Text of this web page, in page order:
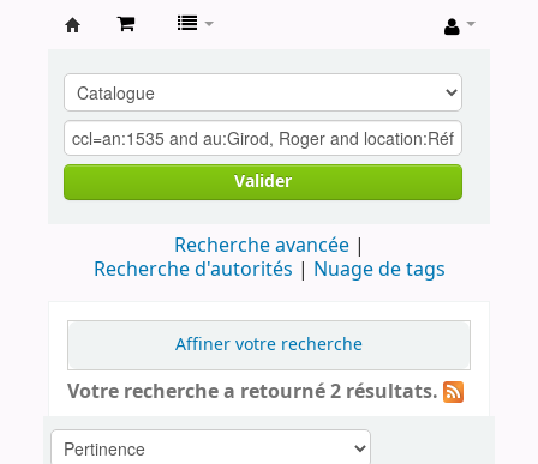
contestataires
Valider
Recherche avancée
Recherche d'autorités
Nuage de tags
Affiner votre recherche
Votre recherche a retourné 2 résultats.